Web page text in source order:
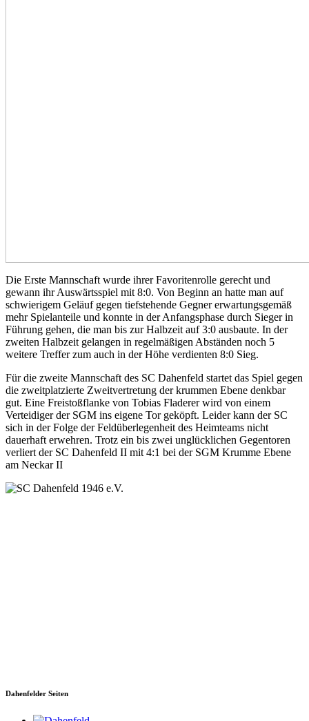
Die Erste Mannschaft wurde ihrer Favoritenrolle gerecht und
gewann ihr Auswärtsspiel mit 8:0. Von Beginn an hatte man auf
schwierigem Geläuf gegen tiefstehende Gegner erwartungsgemäß
mehr Spielanteile und konnte in der Anfangsphase durch Sieger in
Führung gehen, die man bis zur Halbzeit auf 3:0 ausbaute. In der
zweiten Halbzeit gelangen in regelmäßigen Abständen noch 5
weitere Treffer zum auch in der Höhe verdienten 8:0 Sieg.
Für die zweite Mannschaft des SC Dahenfeld startet das Spiel gegen
die zweitplatzierte Zweitvertretung der krummen Ebene denkbar
gut. Eine Freistoßflanke von Tobias Fladerer wird von einem
Verteidiger der SGM ins eigene Tor geköpft. Leider kann der SC
sich in der Folge der Feldüberlegenheit des Heimteams nicht
dauerhaft erwehren. Trotz ein bis zwei unglücklichen Gegentoren
verliert der SC Dahenfeld II mit 4:1 bei der SGM Krumme Ebene
am Neckar II
Dahenfelder Seiten